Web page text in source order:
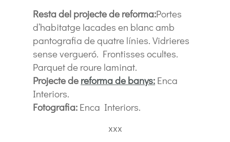
Resta del projecte de reforma:Portes
d’habitatge lacades en blanc amb
pantografia de quatre línies. Vidrieres
sense vergueró. Frontisses ocultes.
Parquet de roure laminat.
Projecte de reforma de banys: Enca
Interiors.
Fotografia: Enca Interiors.
xxx